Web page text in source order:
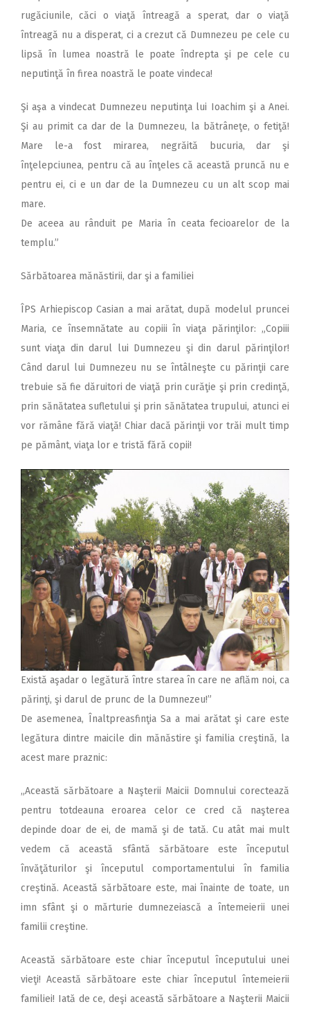
rugăciunile, căci o viaţă întreagă a sperat, dar o viaţă
întreagă nu a disperat, ci a crezut că Dumnezeu pe cele cu
lipsă în lumea noastră le poate îndrepta şi pe cele cu
neputinţă în firea noastră le poate vindeca!
Şi aşa a vindecat Dumnezeu neputinţa lui Ioachim şi a Anei.
Şi au primit ca dar de la Dumnezeu, la bătrâneţe, o fetiţă!
Mare le-a fost mirarea, negrăită bucuria, dar şi
înţelepciunea, pentru că au înţeles că această pruncă nu e
pentru ei, ci e un dar de la Dumnezeu cu un alt scop mai
mare.
De aceea au rânduit pe Maria în ceata fecioarelor de la
templu.”
Sărbătoarea mănăstirii, dar şi a familiei
ÎPS Arhiepiscop Casian a mai arătat, după modelul pruncei
Maria, ce însemnătate au copiii în viaţa părinţilor: „Copiii
sunt viaţa din darul lui Dumnezeu şi din darul părinţilor!
Când darul lui Dumnezeu nu se întâlneşte cu părinţii care
trebuie să fie dăruitori de viaţă prin curăţie şi prin credinţă,
prin sănătatea sufletului şi prin sănătatea trupului, atunci ei
vor rămâne fără viaţă! Chiar dacă părinţii vor trăi mult timp
pe pământ, viaţa lor e tristă fără copii!
Există aşadar o legătură între starea în care ne aflăm noi, ca
părinţi, şi darul de prunc de la Dumnezeu!”
De asemenea, Înaltpreasfinţia Sa a mai arătat şi care este
legătura dintre maicile din mănăstire şi familia creştină, la
acest mare praznic:
„Această sărbătoare a Naşterii Maicii Domnului corectează
pentru totdeauna eroarea celor ce cred că naşterea
depinde doar de ei, de mamă şi de tată. Cu atât mai mult
vedem că această sfântă sărbătoare este începutul
învăţăturilor şi începutul comportamentului în familia
creştină. Această sărbătoare este, mai înainte de toate, un
imn sfânt şi o mărturie dumnezeiască a întemeierii unei
familii creştine.
Această sărbătoare este chiar începutul începutului unei
vieţi! Această sărbătoare este chiar începutul întemeierii
familiei! Iată de ce, deşi această sărbătoare a Naşterii Maicii